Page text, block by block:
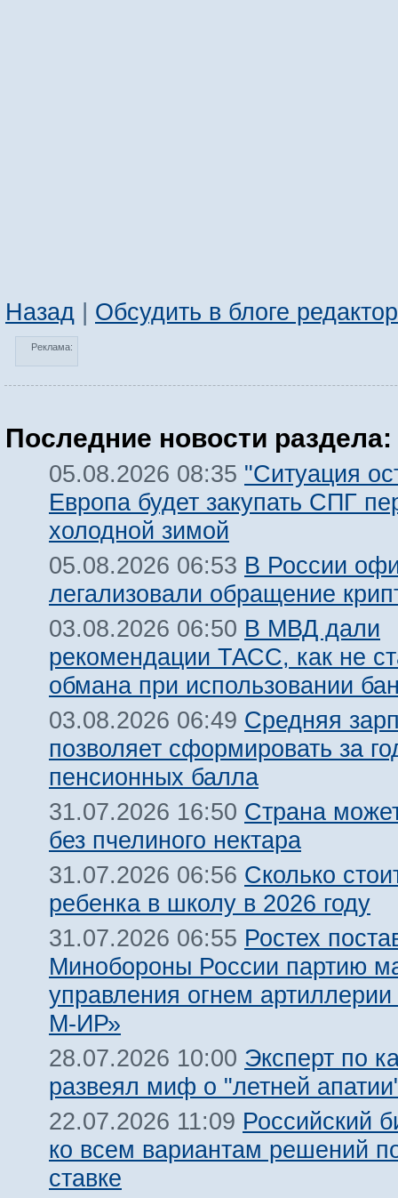
Назад | Обсудить в блоге
Реклама:
Последние новости раздела:
05.08.2026 08:35 "Ситуация
Европа будет закупать СПГ
холодной зимой
05.08.2026 06:53 В России
легализовали обращение
03.08.2026 06:50 В МВД дали
рекомендации ТАСС, как не
обмана при использовании
03.08.2026 06:49 Средняя
позволяет сформировать за
пенсионных балла
31.07.2026 16:50 Страна
без пчелиного нектара
31.07.2026 06:56 Сколько
ребенка в школу в 2026 году
31.07.2026 06:55 Ростех
Минобороны России партию
управления огнем
М-ИР»
28.07.2026 10:00 Эксперт по
развеял миф о "летней
22.07.2026 11:09 Российский
ко всем вариантам решений
ставке